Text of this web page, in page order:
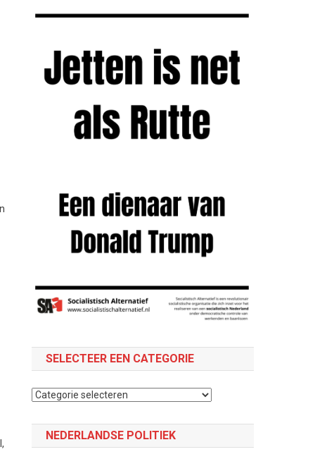
SELECTEER EEN CATEGORIE
Selecteer
categorie
NEDERLANDSE POLITIEK